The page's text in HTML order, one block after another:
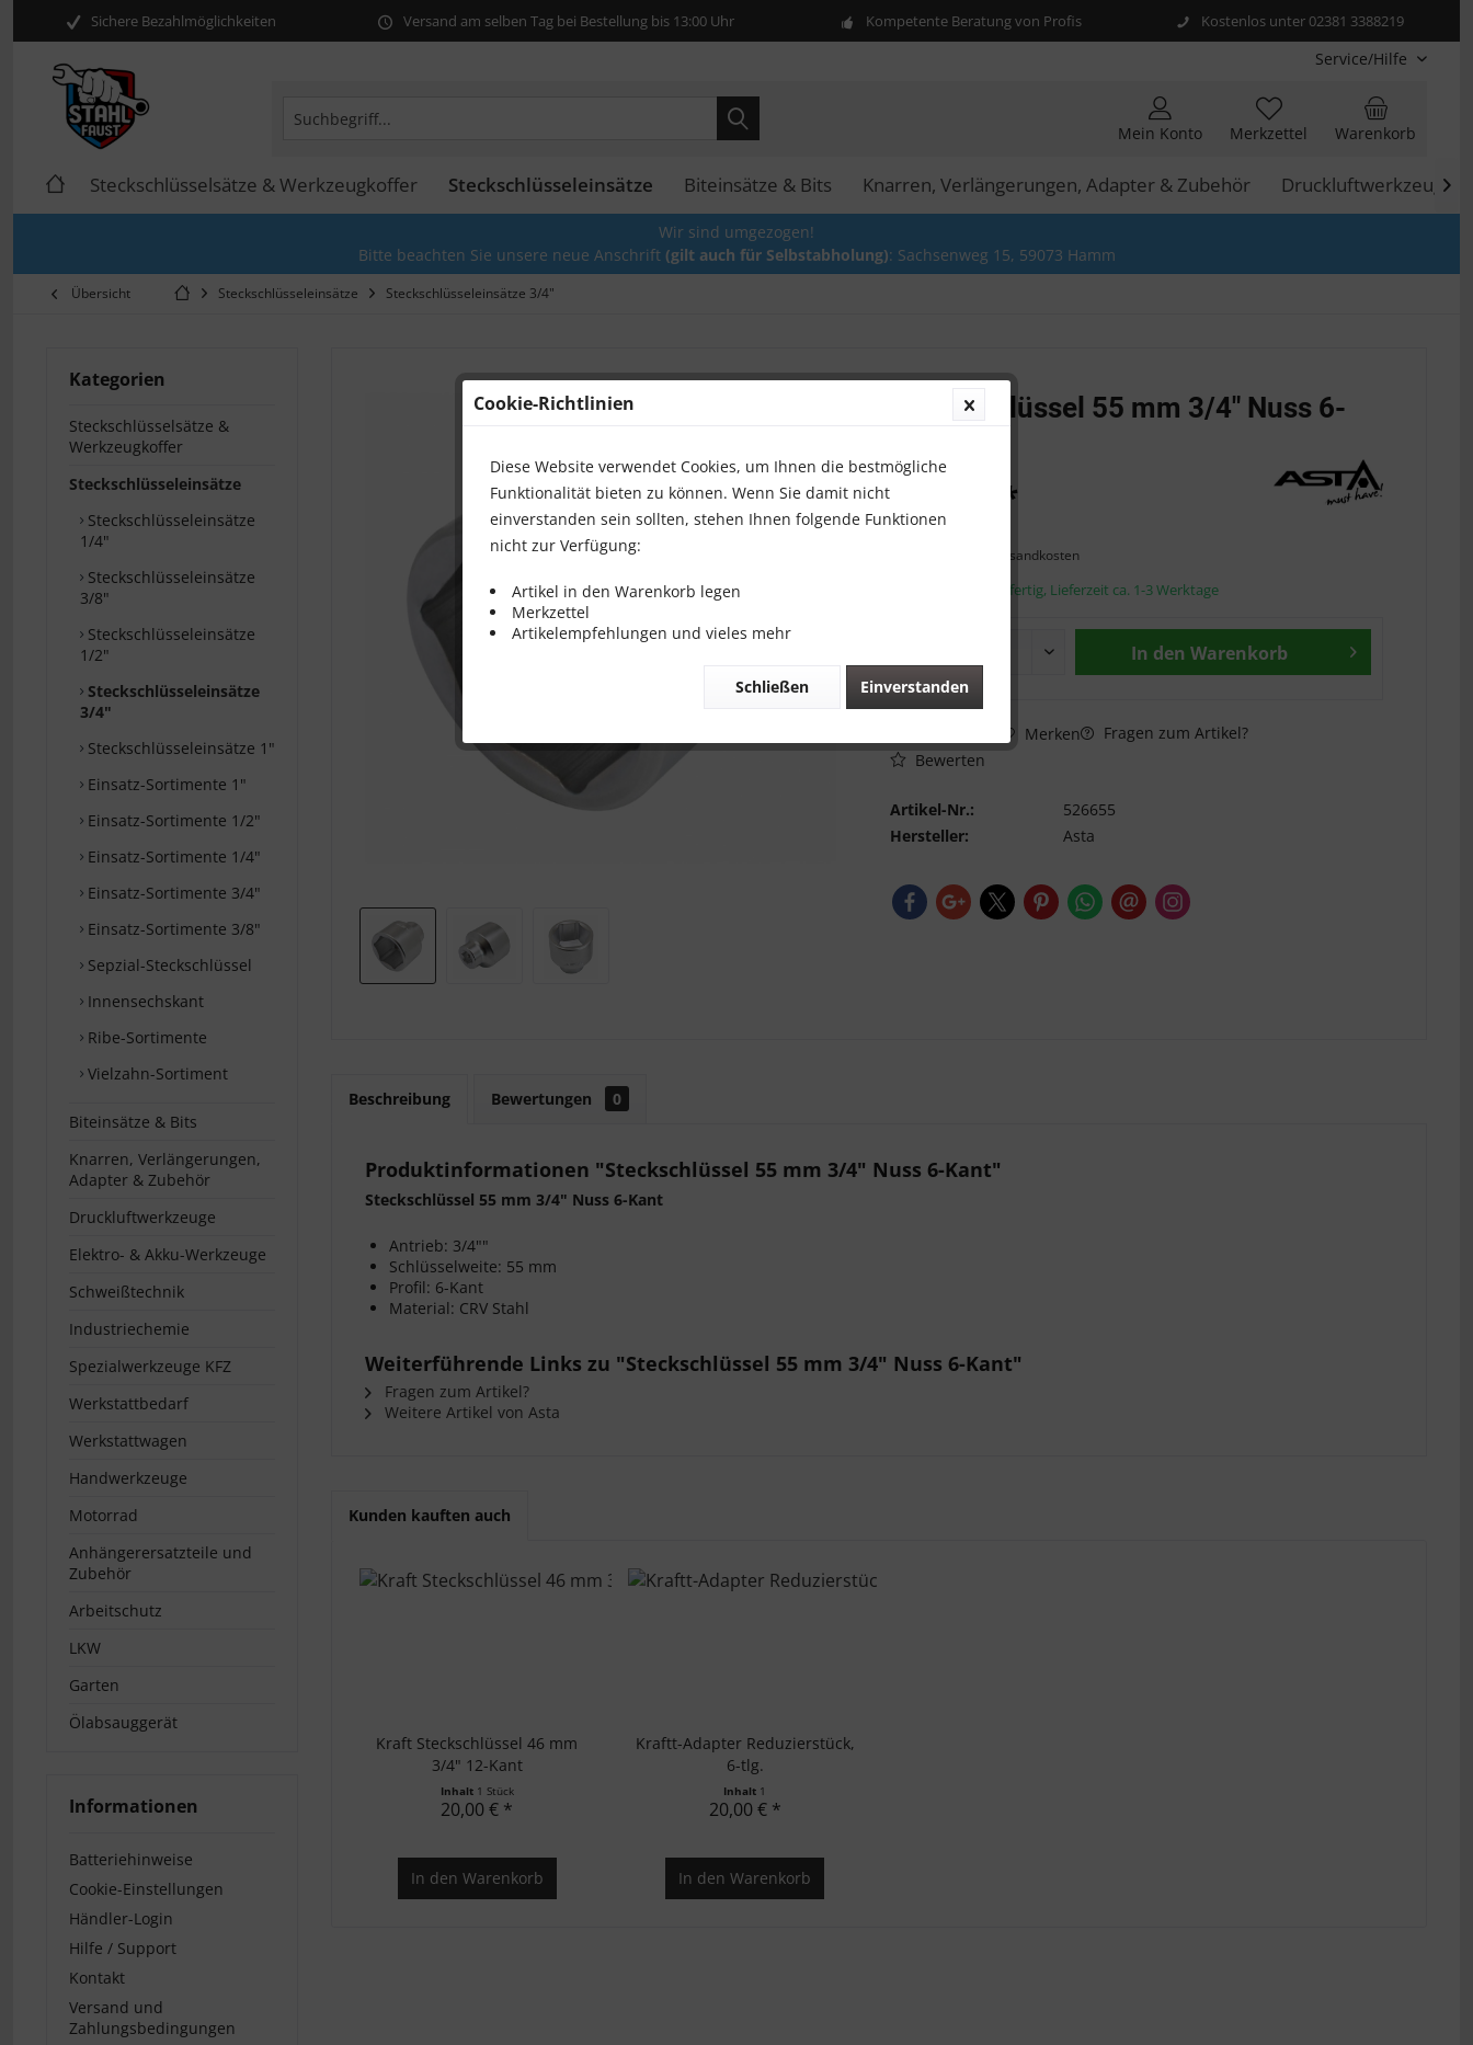
Sichere Bezahlmöglichkeiten Versand am selben Tag bei Bestellung bis 13:00 Uhr Kompetente Beratung von Profis Kostenlos unter 02381 3388219
Service/Hilfe
Warenkorb
Merkzettel
Mein Konto
Steckschlüsselsätze & Werkzeugkoffer Steckschlüsseleinsätze Biteinsätze & Bits Knarren, Verlängerungen, Adapter & Zubehör Druckluftwerkzeuge

Wir sind umgezogen!
Bitte beachten Sie unsere neue Anschrift (gilt auch für Selbstabholung): Sachsenweg 15, 59073 Hamm
Übersicht Steckschlüsseleinsätze Steckschlüsseleinsätze 3/4"
Kategorien
Steckschlüsselsätze &
Werkzeugkoffer
Steckschlüsseleinsätze
Steckschlüsseleinsätze
1/4"
Steckschlüsseleinsätze
3/8"
Steckschlüsseleinsätze
1/2"
Steckschlüsseleinsätze
3/4"
Steckschlüsseleinsätze 1"
Einsatz-Sortimente 1"
Einsatz-Sortimente 1/2"
Einsatz-Sortimente 1/4"
Einsatz-Sortimente 3/4"
Einsatz-Sortimente 3/8"
Sepzial-Steckschlüssel
Innensechskant
Ribe-Sortimente
Vielzahn-Sortiment
Biteinsätze & Bits
Knarren, Verlängerungen,
Adapter & Zubehör
Druckluftwerkzeuge
Elektro- & Akku-Werkzeuge
Schweißtechnik
Industriechemie
Spezialwerkzeuge KFZ
Werkstattbedarf
Werkstattwagen
Handwerkzeuge
Motorrad
Anhängerersatzteile und
Zubehör
Arbeitschutz
LKW
Garten
Ölabsauggerät
Informationen
Batteriehinweise
Cookie-Einstellungen
Händler-Login
Hilfe / Support
Kontakt
Versand und
Zahlungsbedingungen
Steckschlüssel 55 mm 3/4" Nuss 6-
25,00 € *
Inhalt:1 Stück
zzgl. Versandkosten
Sofort versandfertig, Lieferzeit ca. 1-3 Werktage
In den Warenkorb
Merken
Fragen zum Artikel?
Bewerten
Artikel-Nr.:
526655
Hersteller:
Asta
Beschreibung Bewertungen 0
Produktinformationen "Steckschlüssel 55 mm 3/4" Nuss 6-Kant"
Steckschlüssel 55 mm 3/4" Nuss 6-Kant
Antrieb: 3/4""
Schlüsselweite: 55 mm
Profil: 6-Kant
Material: CRV Stahl
Weiterführende Links zu "Steckschlüssel 55 mm 3/4" Nuss 6-Kant"
Fragen zum Artikel?
Weitere Artikel von Asta
Kunden kauften auch
Kraft Steckschlüssel 46 mm
3/4" 12-Kant
Inhalt 1 Stück
20,00 € *
In den Warenkorb
Kraftt-Adapter Reduzierstück,
6-tlg.
Inhalt 1
20,00 € *
In den Warenkorb
Cookie-Richtlinien
Diese Website verwendet Cookies, um Ihnen die bestmögliche
Funktionalität bieten zu können. Wenn Sie damit nicht
einverstanden sein sollten, stehen Ihnen folgende Funktionen
nicht zur Verfügung:
Artikel in den Warenkorb legen
Merkzettel
Artikelempfehlungen und vieles mehr
Einverstanden
Schließen